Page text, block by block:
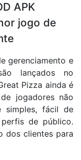
APK
jogo de
gerenciamento e
lançados no
Pizza ainda é
jogadores não
simples, fácil de
de público.
dos clientes para